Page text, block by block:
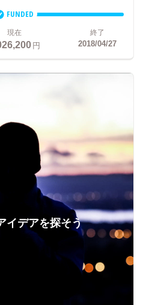
FUNDED
現在
円
終了
2018/04/27
イデアを探そう